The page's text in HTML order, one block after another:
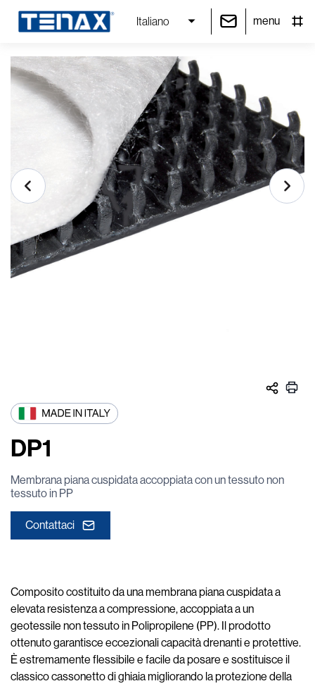
Italiano menu
DP1
Membrana piana cuspidata accoppiata con un tessuto non
tessuto in PP
Contattaci
Composito costituito da una membrana piana cuspidata a
elevata resistenza a compressione, accoppiata a un
geotessile non tessuto in Polipropilene (PP). Il prodotto
ottenuto garantisce eccezionali capacità drenanti e protettive.
È estremamente flessibile e facile da posare e sostituisce il
classico cassonetto di ghiaia migliorando la protezione della